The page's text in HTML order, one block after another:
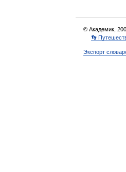
© Академик,
👣
Экспорт